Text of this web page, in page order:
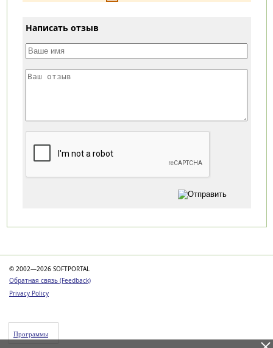
Написать отзыв
© 2002—2026 SOFTPORTAL
Обратная связь (Feedback)
Privacy Policy
Программы